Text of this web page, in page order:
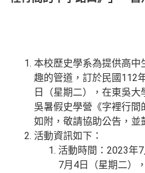
本校歷史學系為提供高
趣的管道，訂於民國112
日（星期二），在東吳
吳暑假史學營《字裡行
如附，敬請協助公告，並
活動資訊如下：
活動時間：2023年
7月4日（星期二）